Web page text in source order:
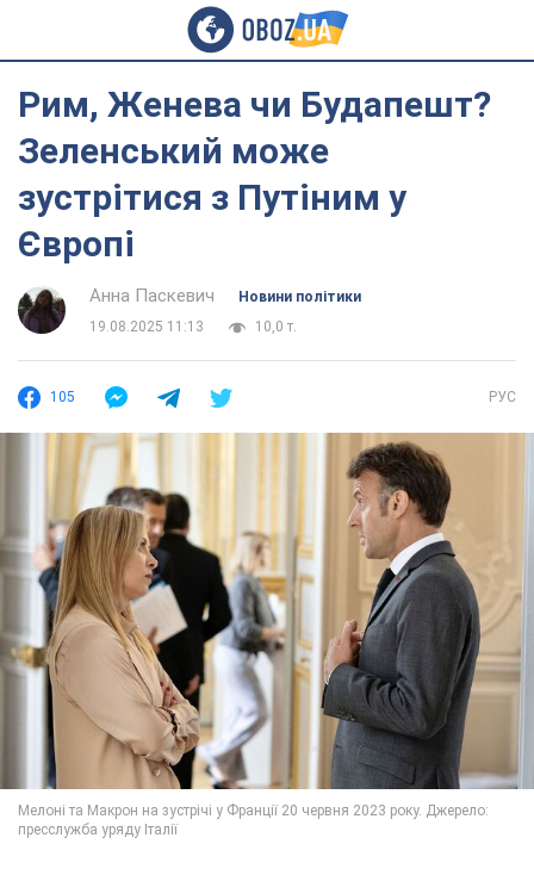
Рим, Женева чи Будапешт?
Зеленський може
зустрітися з Путіним у
Європі
Анна Паскевич
Новини політики
19.08.2025 11:13
10,0 т.
105 РУС